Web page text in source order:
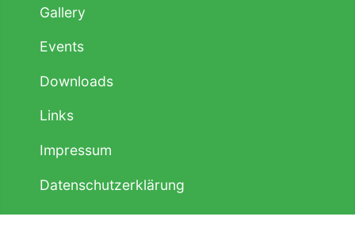
Gallery
Events
Downloads
Links
Impressum
Datenschutzerklärung